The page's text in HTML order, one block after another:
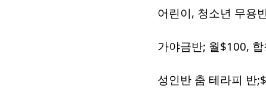
어린이, 청소년 무용
가야금반; 월$100,
성인반 춤 테라피 반